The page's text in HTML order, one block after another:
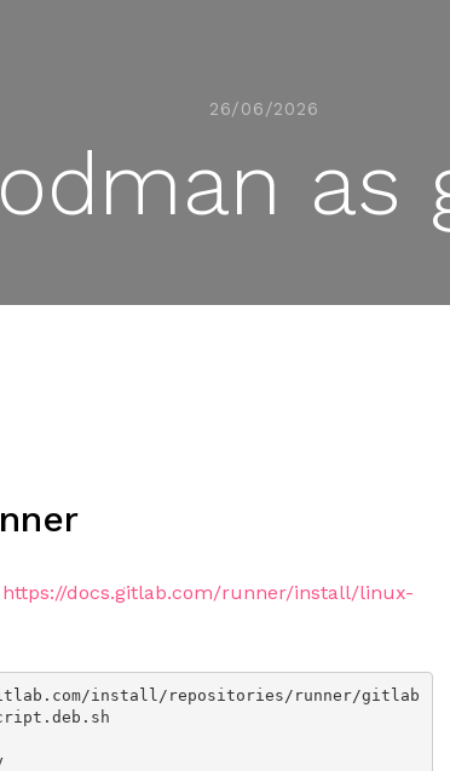
26/06/2026
as
https://docs.gitlab.com/runner/install/linux-
install/repositories/runner/gitlab